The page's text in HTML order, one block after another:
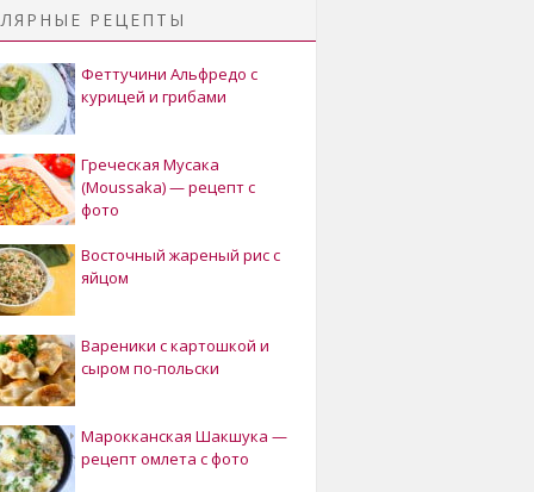
РЕЦЕПТЫ
Феттучини Альфредо с
курицей и грибами
Греческая Мусака
(Moussaka) — рецепт с
фото
Восточный жареный рис с
яйцом
Вареники с картошкой и
сыром по-польски
Марокканская Шакшука —
рецепт омлета с фото